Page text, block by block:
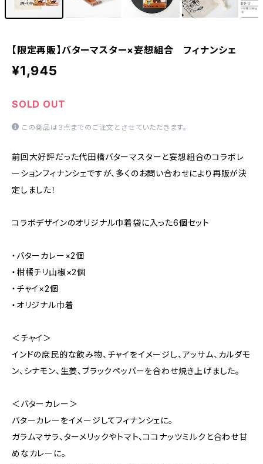
【限定再販】バターマスター×妄想組合 フィナンシェ
¥1,945
SOLD OUT
この商品は3点までのご注文とさせていただきます。
前回大好評だった代田橋バターマスターと妄想組合のコラボレ
ーションフィナンシェですが、多くのお問い合わせにより再販が決
定しました！
コラボデザインのオリジナル巾着袋に入った6個セット
・バターカレー×2個
・柑橘チリ山椒×2個
・チャイ×2個
・オリジナル巾着
＜チャイ＞
インドの庶民的な飲み物、チャイをイメージし、アッサム、カルダモ
ン、シナモン、生姜、ブラックペッパーを合わせ焼き上げました。
＜バターカレー＞
バターカレーをイメージしてフィナンシェに。
ガラムマサラ、ターメリックやトマト、ココナッツミルクと合わせ甘
めなカレーに。